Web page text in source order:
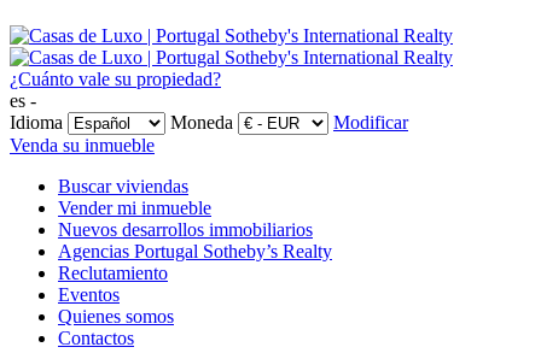
¿Cuánto vale su propiedad?
es -
Idioma
Moneda
Modificar
Venda su inmueble
Buscar viviendas
Vender mi inmueble
Nuevos desarrollos immobiliarios
Agencias Portugal Sotheby’s Realty
Reclutamiento
Eventos
Quienes somos
Contactos